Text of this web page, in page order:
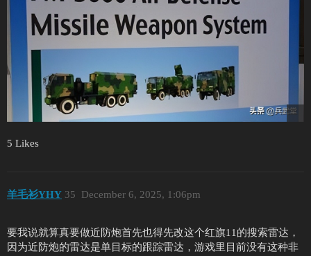
5 Likes
羊毛衫YHY December 6, 2025, 1:06pm
35
要我说就算真要做近防炮首先也得先改这个红旗11的搜索雷达，
因为近防炮的雷达是单目标的跟踪雷达，游戏里目前没有这种非